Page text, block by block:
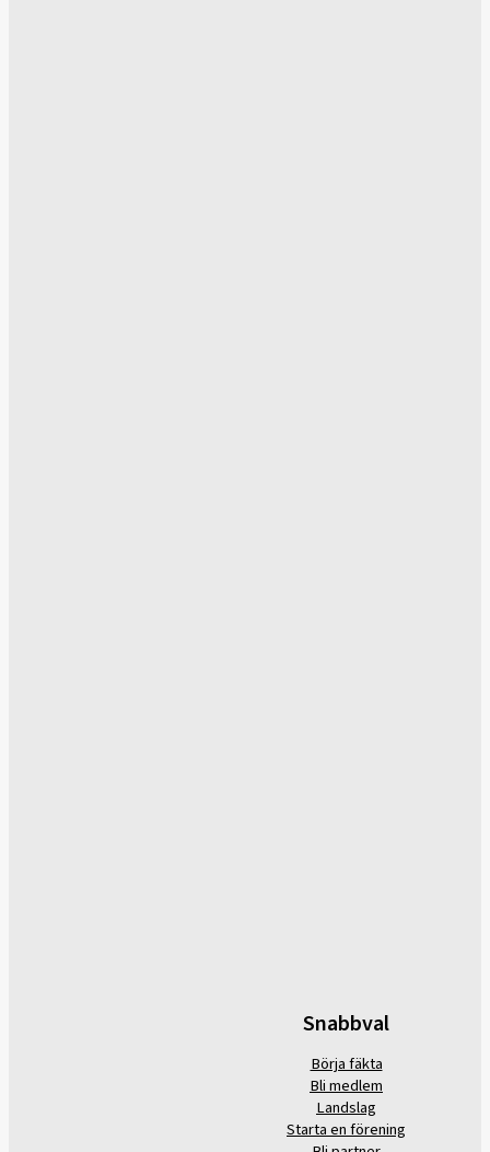
Snabbval
Börja fäkta
Bli medlem
Landslag
Starta en förening